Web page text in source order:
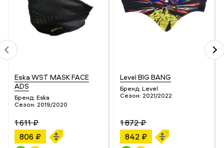
Eska WST MASK FACE
ADS
Бренд: Eska
Сезон: 2019/2020
1 611 ₽
806 ₽
Level BIG BANG
Бренд: Level
Сезон: 2021/2022
1 872 ₽
842 ₽